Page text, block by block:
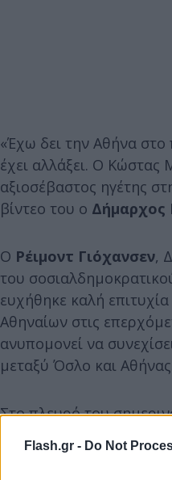
Flash.gr - Do Not
«Έχω δει την Αθήνα στο
έχει αλλάξει. Ο Κώστας
αξιοσέβαστος ηγέτης
βίντεο του ο Δήμαρχος
Ο Ρέιμοντ Γιόχανσεν,
του
ευχήθηκε καλή
Αθηναίων στις
ανυπομονεί να
μεταξύ Όσλο και
Στο πλευρό του
επισημαίνοντας ότι οι